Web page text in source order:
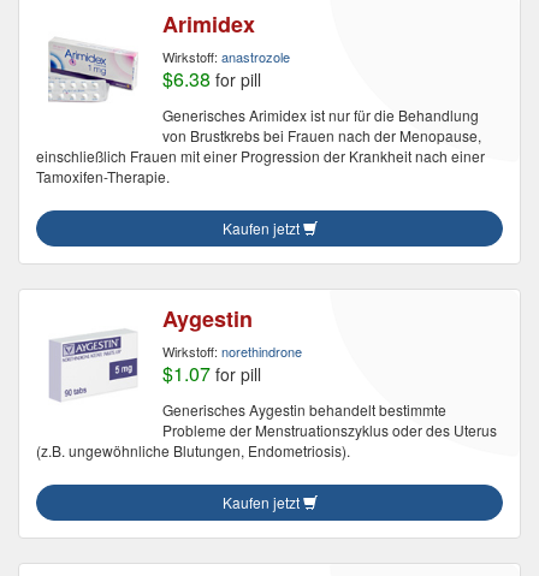
Arimidex
Wirkstoff: anastrozole
$6.38 for pill
Generisches Arimidex ist nur für die Behandlung
von Brustkrebs bei Frauen nach der Menopause,
einschließlich Frauen mit einer Progression der Krankheit nach einer
Tamoxifen-Therapie.
Kaufen jetzt
Aygestin
Wirkstoff: norethindrone
$1.07 for pill
Generisches Aygestin behandelt bestimmte
Probleme der Menstruationszyklus oder des Uterus
(z.B. ungewöhnliche Blutungen, Endometriosis).
Kaufen jetzt